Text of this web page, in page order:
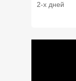
2-х дней